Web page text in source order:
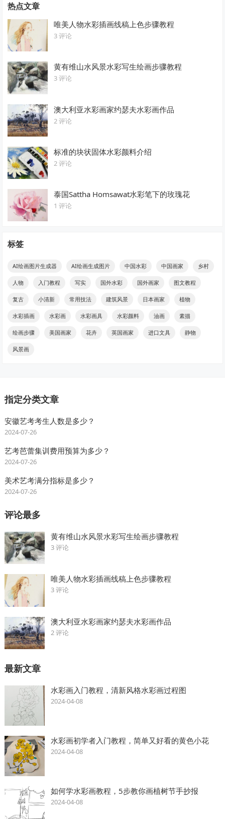
热点文章
唯美人物水彩插画线稿上色步骤教程
3 评论
黄有维山水风景水彩写生绘画步骤教程
3 评论
澳大利亚水彩画家约瑟夫水彩画作品
2 评论
标准的块状固体水彩颜料介绍
2 评论
泰国Sattha Homsawat水彩笔下的玫瑰花
1 评论
标签
AI绘画图片生成器 AI绘画生成图片 中国水彩 中国画家 乡村
人物 入门教程 写实 国外水彩 国外画家 图文教程
复古 小清新 常用技法 建筑风景 日本画家 植物
水彩插画 水彩画 水彩画具 水彩颜料 油画 素描
绘画步骤 美国画家 花卉 英国画家 进口文具 静物
风景画
指定分类文章
安徽艺考考生人数是多少？
2024-07-26
艺考芭蕾集训费用预算为多少？
2024-07-26
美术艺考满分指标是多少？
2024-07-26
评论最多
黄有维山水风景水彩写生绘画步骤教程
3 评论
唯美人物水彩插画线稿上色步骤教程
3 评论
澳大利亚水彩画家约瑟夫水彩画作品
2 评论
最新文章
水彩画入门教程，清新风格水彩画过程图
2024-04-08
水彩画初学者入门教程，简单又好看的黄色小花
2024-04-08
如何学水彩画教程，5步教你画植树节手抄报
2024-04-08